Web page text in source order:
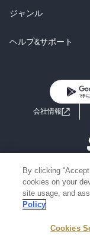
BL・TL
雑誌・グラビア
BL・TL
ラノベ
雑誌・グラビア
総合
ラノベ
ジャンル
コミック
ライトノベル
ミステリー
歴史・時代小説
ヘルプ&サポート
よくあるご質問
会社情報
Copyright 2017 -
Information on
By clicking
cookies on your
site usage, and
Policy
Cookies